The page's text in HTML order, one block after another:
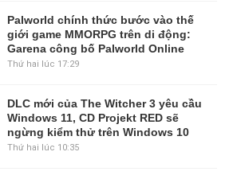
Palworld chính thức bước vào thế
giới game MMORPG trên di động:
Garena công bố Palworld Online
Thứ hai lúc 17:29
DLC mới của The Witcher 3 yêu cầu
Windows 11, CD Projekt RED sẽ
ngừng kiểm thử trên Windows 10
Thứ hai lúc 10:35